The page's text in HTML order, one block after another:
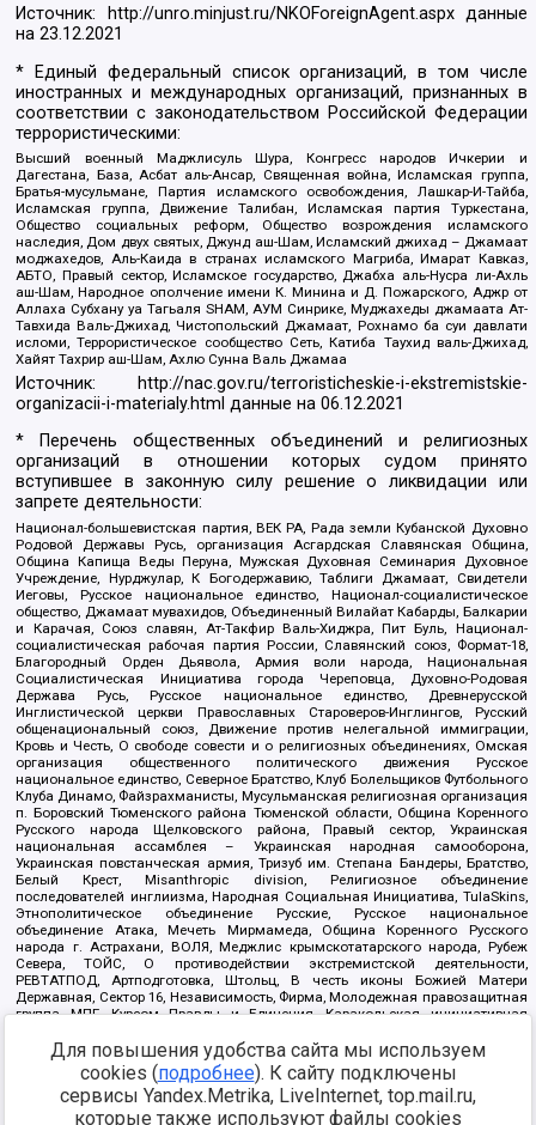
Источник: http://unro.minjust.ru/NKOForeignAgent.aspxданные
на23.12.2021
* Единый федеральный список организаций, в том числе
иностранных и международных организаций, признанных в
соответствии с законодательством Российской Федерации
террористическими:
Высший военный Маджлисуль Шура, Конгресс народов Ичкерии и
Дагестана, База, Асбат аль-Ансар, Священная война, Исламская группа,
Братья-мусульмане, Партия исламского освобождения, Лашкар-И-Тайба,
Исламская группа, Движение Талибан, Исламская партия Туркестана,
Общество социальных реформ, Общество возрождения исламского
наследия, Дом двух святых, Джунд аш-Шам, Исламский джихад – Джамаат
моджахедов, Аль-Каида в странах исламского Магриба, Имарат Кавказ,
АБТО, Правый сектор, Исламское государство, Джабха аль-Нусра ли-Ахль
аш-Шам, Народное ополчение имени К. Минина и Д. Пожарского, Аджр от
Аллаха Субхану уа Тагьаля SHAM, АУМ Синрике, Муджахеды джамаата Ат-
Тавхида Валь-Джихад, Чистопольский Джамаат, Рохнамо ба суи давлати
исломи, Террористическое сообщество Сеть, Катиба Таухид валь-Джихад,
Хайят Тахрир аш-Шам, Ахлю Сунна Валь Джамаа
Источник:
http://nac.gov.ru/terroristicheskie-i-ekstremistskie-
organizacii-i-materialy.html данные на06.12.2021
* Перечень общественных объединений и религиозных
организаций в отношении которых судом принято
вступившее в законную силу решение о ликвидации или
запрете деятельности:
Национал-большевистская партия, ВЕК РА, Рада земли Кубанской Духовно
Родовой Державы Русь, организация Асгардская Славянская Община,
Община Капища Веды Перуна, Мужская Духовная Семинария Духовное
Учреждение, Нурджулар, К Богодержавию, Таблиги Джамаат, Свидетели
Иеговы, Русское национальное единство, Национал-социалистическое
общество, Джамаат мувахидов, Объединенный Вилайат Кабарды, Балкарии
и Карачая, Союз славян, Ат-Такфир Валь-Хиджра, Пит Буль, Национал-
социалистическая рабочая партия России, Славянский союз, Формат-18,
Благородный Орден Дьявола, Армия воли народа, Национальная
Социалистическая Инициатива города Череповца, Духовно-Родовая
Держава Русь, Русское национальное единство, Древнерусской
Инглистической церкви Православных Староверов-Инглингов, Русский
общенациональный союз, Движение против нелегальной иммиграции,
Кровь и Честь, О свободе совести и о религиозных объединениях, Омская
организация общественного политического движения Русское
национальное единство, Северное Братство, Клуб Болельщиков Футбольного
Клуба Динамо, Файзрахманисты, Мусульманская религиозная организация
п. Боровский Тюменского района Тюменской области, Община Коренного
Русского народа Щелковского района, Правый сектор, Украинская
национальная ассамблея – Украинская народная самооборона,
Украинская повстанческая армия, Тризуб им. Степана Бандеры, Братство,
Белый Крест, Misanthropic division, Религиозное объединение
последователей инглиизма, Народная Социальная Инициатива, TulaSkins,
Этнополитическое объединение Русские, Русское национальное
объединение Атака, Мечеть Мирмамеда, Община Коренного Русского
народа г. Астрахани, ВОЛЯ, Меджлис крымскотатарского народа, Рубеж
Севера, ТОЙС, О противодействии экстремистской деятельности,
РЕВТАТПОД, Артподготовка, Штольц, В честь иконы Божией Матери
Державная, Сектор 16, Независимость, Фирма, Молодежная правозащитная
группа МПГ, Курсом Правды и Единения, Каракольская инициативная
Благотворительный пансионат Ак Умут, Русская республика Русь,
Арестантское уголовное единство, Башкорт, Нация и свобода, W.H.С., Фалунь
Дафа, Иртыш Ultras, Русский Патриотический клуб-Новокузнецк/РПК,
Сибирский державный союз, Фонд борьбы с коррупцией, Фонд защиты прав
граждан, Штабы Навального, Совет граждан СССР Прикубанского округа г.
Для повышения удобства сайта мы используем
cookies (подробнее). К сайту подключены
сервисы Yandex.Metrika, LiveInternet, top.mail.ru,
которые также используют файлы cookies